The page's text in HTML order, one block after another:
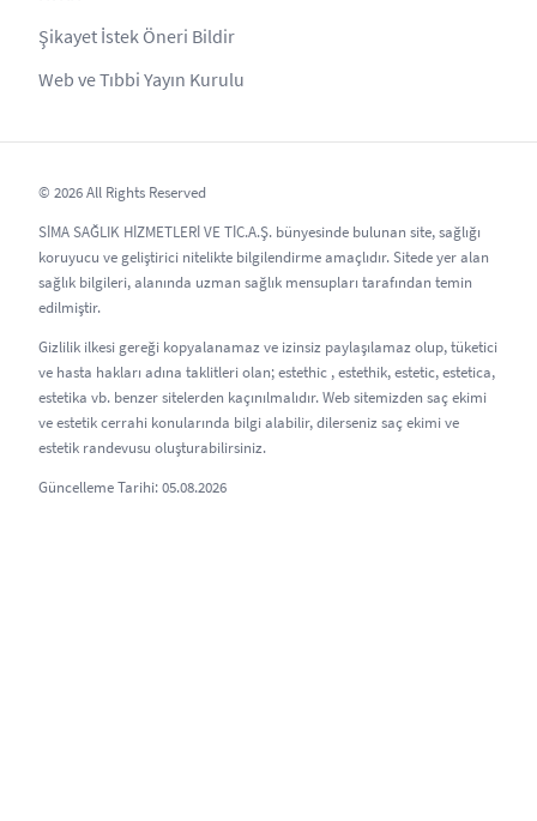
Şikayet İstek Öneri Bildir
Web ve Tıbbi Yayın Kurulu
© 2026 All Rights Reserved
SİMA SAĞLIK HİZMETLERİ VE TİC.A.Ş. bünyesinde bulunan site, sağlığı
koruyucu ve geliştirici nitelikte bilgilendirme amaçlıdır. Sitede yer alan
sağlık bilgileri, alanında uzman sağlık mensupları tarafından temin
edilmiştir.
Gizlilik ilkesi gereği kopyalanamaz ve izinsiz paylaşılamaz olup, tüketici
ve hasta hakları adına taklitleri olan; estethic , estethik, estetic, estetica,
estetika vb. benzer sitelerden kaçınılmalıdır. Web sitemizden saç ekimi
ve estetik cerrahi konularında bilgi alabilir, dilerseniz saç ekimi ve
estetik randevusu oluşturabilirsiniz.
Güncelleme Tarihi: 05.08.2026